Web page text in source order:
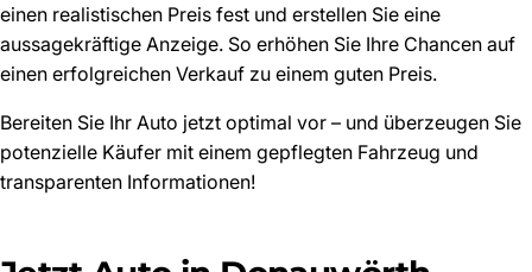
einen realistischen Preis fest und erstellen Sie eine
aussagekräftige Anzeige. So erhöhen Sie Ihre Chancen auf
einen erfolgreichen Verkauf zu einem guten Preis.
Bereiten Sie Ihr Auto jetzt optimal vor – und überzeugen Sie
potenzielle Käufer mit einem gepflegten Fahrzeug und
transparenten Informationen!